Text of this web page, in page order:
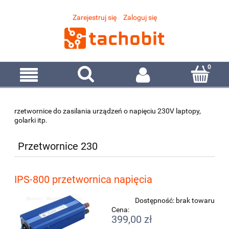
Zarejestruj się Zaloguj się
rzetwornice do zasilania urządzeń o napięciu 230V laptopy,
golarki itp.
Przetwornice 230
IPS-800 przetwornica napięcia
Dostępność: brak towaru
Cena:
399,00 zł